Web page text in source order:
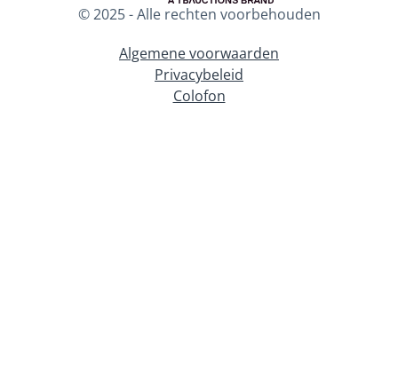
© 2025 - Alle rechten voorbehouden
Algemene voorwaarden
Privacybeleid
Colofon